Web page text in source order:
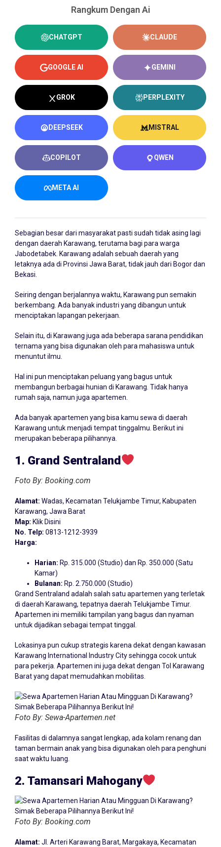
Rangkum Dengan Ai
CHATGPT CLAUDE
GOOGLE AI GEMINI
GROK PERPLEXITY
DEEPSEEK MISTRAL
COPILOT QWEN
META AI
Sebagian besar dari masyarakat pasti sudah tidak asing lagi
dengan daerah Karawang, terutama bagi para warga
Jabodetabek. Karawang adalah sebuah daerah yang
letaknya ada di Provinsi Jawa Barat, tidak jauh dari Bogor dan
Bekasi.
Seiring dengan berjalannya waktu, Karawang pun semakin
berkembang. Ada banyak industri yang dibangun untuk
menciptakan lapangan pekerjaan.
Selain itu, di Karawang juga ada beberapa sarana pendidikan
ternama yang bisa digunakan oleh para mahasiswa untuk
menuntut ilmu.
Hal ini pun menciptakan peluang yang bagus untuk
membangun berbagai hunian di Karawang. Tidak hanya
rumah saja, namun juga apartemen.
Ada banyak apartemen yang bisa kamu sewa di daerah
Karawang untuk menjadi tempat tinggalmu. Berikut ini
merupakan beberapa pilihannya.
1. Grand Sentraland
Foto By: Booking.com
Alamat: Wadas, Kecamatan Telukjambe Timur, Kabupaten
Karawang, Jawa Barat
Map: Klik Disini
No. Telp: 0813-1212-3939
Harga:
Harian: Rp. 315.000 (Studio) dan Rp. 350.000 (Satu
Kamar)
Bulanan: Rp. 2.750.000 (Studio)
Grand Sentraland adalah salah satu apartemen yang terletak
di daerah Karawang, tepatnya daerah Telukjambe Timur.
Apartemen ini memiliki tampilan yang bagus dan nyaman
untuk dijadikan sebagai tempat tinggal.
Lokasinya pun cukup strategis karena dekat dengan kawasan
Karawang International Industry City sehingga cocok untuk
para pekerja. Apartemen ini juga dekat dengan Tol Karawang
Barat yang dapat memudahkan mobilitas.
Foto By: Sewa-Apartemen.net
Fasilitas di dalamnya sangat lengkap, ada kolam renang dan
taman bermain anak yang bisa digunakan oleh para penghuni
saat waktu luang.
2. Tamansari Mahogany
Foto By: Booking.com
Alamat: Jl. Arteri Karawang Barat, Margakaya, Kecamatan